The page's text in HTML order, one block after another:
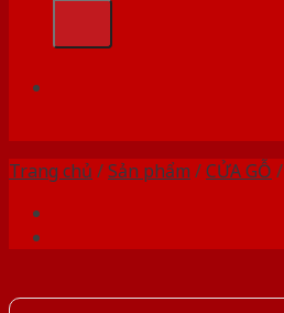
Trang chủ /Sản phẩm /CỬA GỖ /